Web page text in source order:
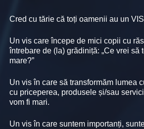
Cred cu tărie că toți oamenii au un
Un vis care începe de mici copii cu
întrebare de (la) grădiniță: „Ce vrei să
mare?”
Un vis în care să transformăm lumea
cu priceperea, produsele și/sau
vom fi mari.
Un vis în care suntem importanți,